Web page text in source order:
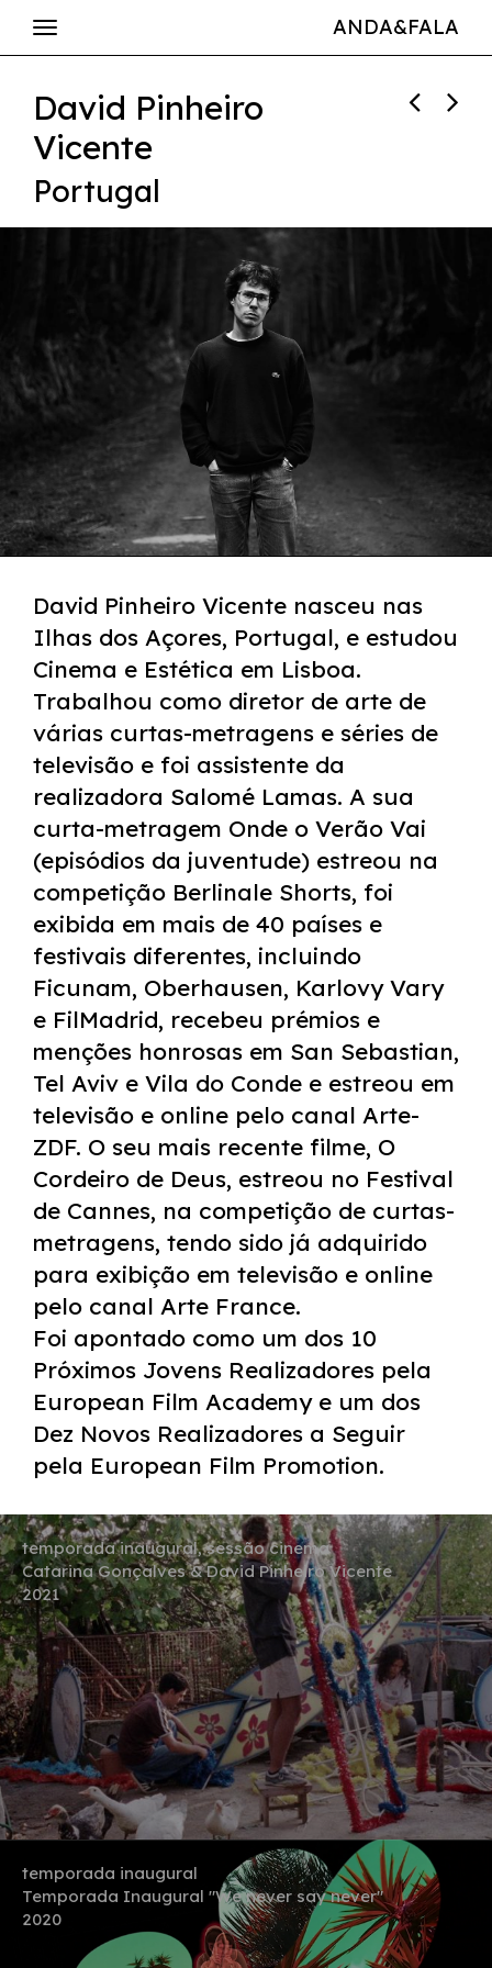
ANDA&FALA
David Pinheiro
Vicente
Portugal
David Pinheiro Vicente nasceu nas
Ilhas dos Açores, Portugal, e estudou
Cinema e Estética em Lisboa.
Trabalhou como diretor de arte de
várias curtas-metragens e séries de
televisão e foi assistente da
realizadora Salomé Lamas. A sua
curta-metragem Onde o Verão Vai
(episódios da juventude) estreou na
competição Berlinale Shorts, foi
exibida em mais de 40 países e
festivais diferentes, incluindo
Ficunam, Oberhausen, Karlovy Vary
e FilMadrid, recebeu prémios e
menções honrosas em San Sebastian,
Tel Aviv e Vila do Conde e estreou em
televisão e online pelo canal Arte-
ZDF. O seu mais recente filme, O
Cordeiro de Deus, estreou no Festival
de Cannes, na competição de curtas-
metragens, tendo sido já adquirido
para exibição em televisão e online
pelo canal Arte France.
Foi apontado como um dos 10
Próximos Jovens Realizadores pela
European Film Academy e um dos
Dez Novos Realizadores a Seguir
pela European Film Promotion.
temporada inaugural, sessão cinema
Catarina Gonçalves & David Pinheiro Vicente
2021
temporada inaugural
Temporada Inaugural "We never say never"
2020